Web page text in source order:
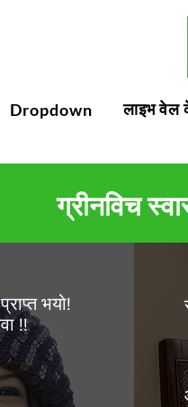
Dropdown लाइभ वेल
ग्रीनविच
भयो!
!!